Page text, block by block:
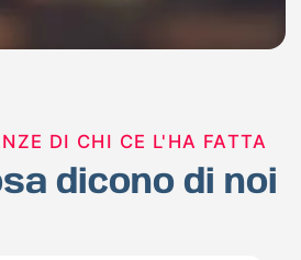
DI CHI CE L'HA FATTA
dicono di noi